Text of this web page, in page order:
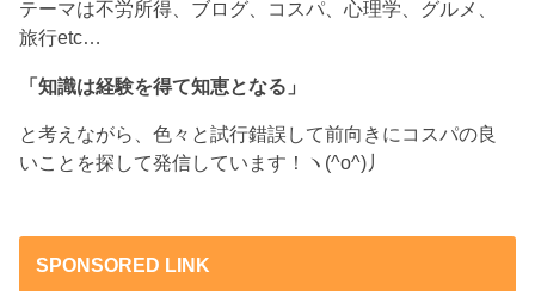
テーマは不労所得、ブログ、コスパ、心理学、グルメ、
旅行etc…
「知識は経験を得て知恵となる」
と考えながら、色々と試行錯誤して前向きにコスパの良
いことを探して発信しています！ヽ(^o^)丿
SPONSORED LINK